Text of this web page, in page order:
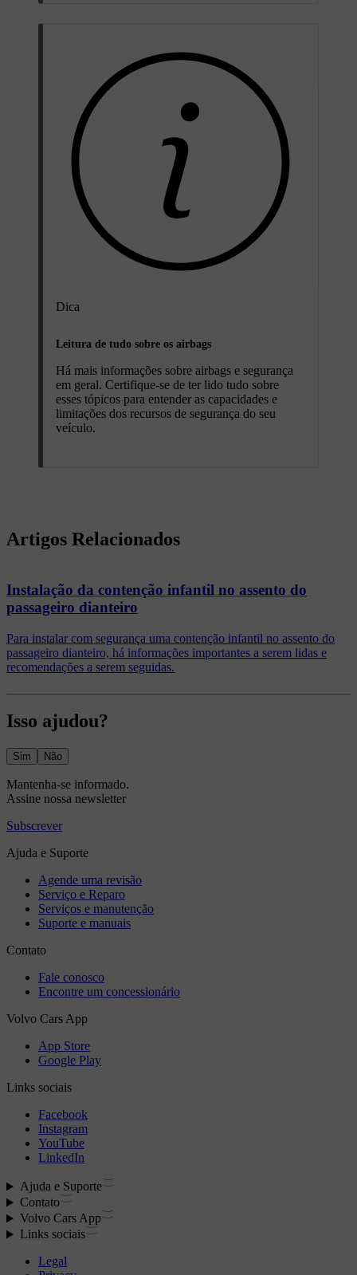
Dica
Leitura de tudo sobre os airbags
Há mais informações sobre airbags e segurança
em geral. Certifique-se de ter lido tudo sobre
esses tópicos para entender as capacidades e
limitações dos recursos de segurança do seu
veículo.
Artigos Relacionados
Instalação da contenção infantil no assento do
passageiro dianteiro
Para instalar com segurança uma contenção infantil no assento do
passageiro dianteiro, há informações importantes a serem lidas e
recomendações a serem seguidas.
Isso ajudou?
Sim Não